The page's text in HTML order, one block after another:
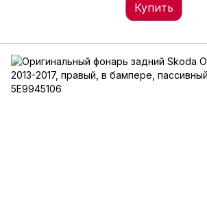
Купить